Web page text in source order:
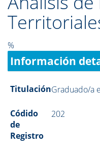
%
Información
TitulaciónGraduado/a
Códido
de
Registro
202